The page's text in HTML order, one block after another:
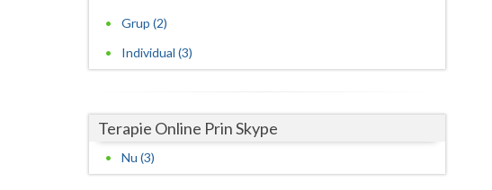
Vrancea
Grup (2)
Individual (3)
Terapie Online Prin Skype
Nu (3)